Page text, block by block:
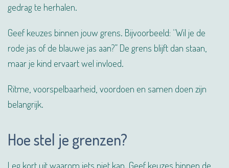
gedrag te herhalen.
Geef keuzes binnen jouw grens. Bijvoorbeeld: “Wil je de
rode jas of de blauwe jas aan?” De grens blijft dan staan,
maar je kind ervaart wel invloed.
Ritme, voorspelbaarheid, voordoen en samen doen zijn
belangrijk.
Hoe stel je grenzen?
Leg kort uit waarom iets niet kan. Geef keuzes binnen de